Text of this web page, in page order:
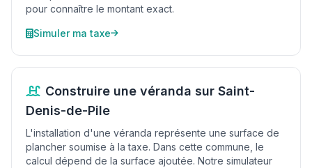
pour connaître le montant exact.
Simuler ma taxe
Construire une véranda sur Saint-
Denis-de-Pile
L'installation d'une véranda représente une surface de
plancher soumise à la taxe. Dans cette commune, le
calcul dépend de la surface ajoutée. Notre simulateur